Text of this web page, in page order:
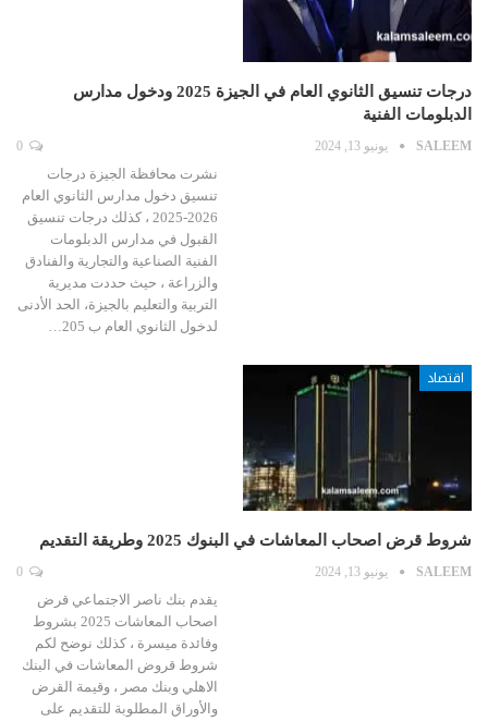
درجات تنسيق الثانوي العام في الجيزة 2025 ودخول مدارس
الدبلومات الفنية
SALEEM يونيو 13, 2024
نشرت محافظة الجيزة درجات
تنسيق دخول مدارس الثانوي العام
2026-2025 ، كذلك درجات تنسيق
القبول في مدارس الدبلومات
الفنية الصناعية والتجارية والفنادق
والزراعة ، حيث حددت مديرية
التربية والتعليم بالجيزة، الحد الأدنى
لدخول الثانوي العام ب 205…
اقتصاد
شروط قرض اصحاب المعاشات في البنوك 2025 وطريقة التقديم
SALEEM يونيو 13, 2024
يقدم بنك ناصر الاجتماعي قرض
اصحاب المعاشات 2025 بشروط
وفائدة ميسرة ، كذلك نوضح لكم
شروط قروض المعاشات في البنك
الاهلي وبنك مصر ، وقيمة القرض
والأوراق المطلوبة للتقديم على